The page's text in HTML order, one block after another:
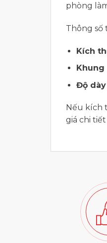
phòng
Thông số
Kích
Khung
Độ
Nếu kích
giá chi